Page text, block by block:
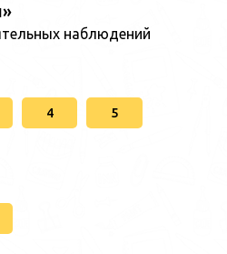
наблюдений
4 5